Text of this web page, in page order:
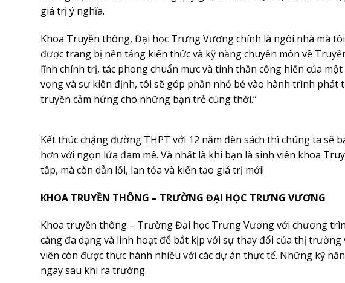
giá trị ý nghĩa.
Khoa Truyền thông, Đại học Trưng Vương chính là ngôi nhà mà
được trang bị nền tảng kiến thức và kỹ năng chuyên môn về
lĩnh chính trị, tác phong chuẩn mực và tinh thần cống hiến của
vọng và sự kiên định, tôi sẽ góp phần nhỏ bé vào hành trình phát
truyền cảm hứng cho những bạn trẻ cùng thời.”
Kết thúc chặng đường THPT với 12 năm đèn sách thì chúng ta
hơn với ngọn lửa đam mê. Và nhất là khi bạn là sinh viên khoa
tập, mà còn dẫn lối, lan tỏa và kiến tạo giá trị mới!
KHOA TRUYỀN THÔNG – TRƯỜNG ĐẠI HỌC TRƯNG VƯƠNG
Khoa truyền thông – Trường Đại học Trưng Vương với chương
càng đa dạng và linh hoạt để bắt kịp với sự thay đổi của thị
viên còn được thực hành nhiều với các dự án thực tế. Những kỹ
ngay sau khi ra trường.